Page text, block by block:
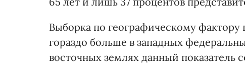
Выборка по географическому фактору
гораздо больше в западных
восточных землях данный показатель